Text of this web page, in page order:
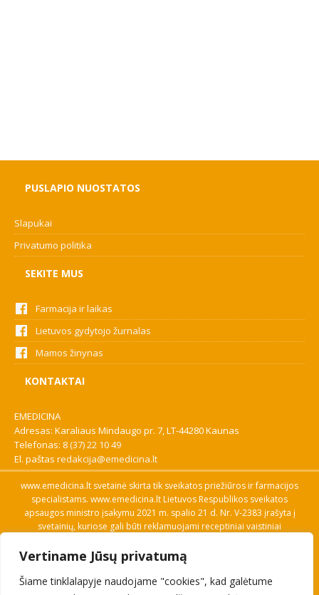
Vertiname Jūsų privatumą
Šiame tinklalapyje naudojame "cookies", kad galėtume
PUSLAPIO NUOSTATOS
Slapukai
Privatumo politika
SEKITE MUS
Farmacija ir laikas
Lietuvos gydytojo žurnalas
Mamos žinynas
KONTAKTAI
EMEDICINA
Adresas: Karaliaus Mindaugo pr. 7, LT-44280 Kaunas
Telefonas: 8 (37) 22 10 49
El. paštas redakcija@emedicina.lt
www.emedicina.lt svetainė skirta tik sveikatos priežiūros ir farmacijos
specialistams. www.emedicina.lt Lietuvos Respublikos sveikatos
apsaugos ministro įsakymu 2021 m. spalio 21 d. Nr. V-2383 įrašyta į
svetainių, kuriose gali būti reklamuojami receptiniai vaistiniai
savo profesinę kvalifikaciją. Naudingos nuorodos: Vaistų ir medicinos
pagalbos priemonių kainų paieška, VVKT tinklalapis, Sveikatos
priežiūros ar farmacijos specialisto pranešimo apie įtariamą